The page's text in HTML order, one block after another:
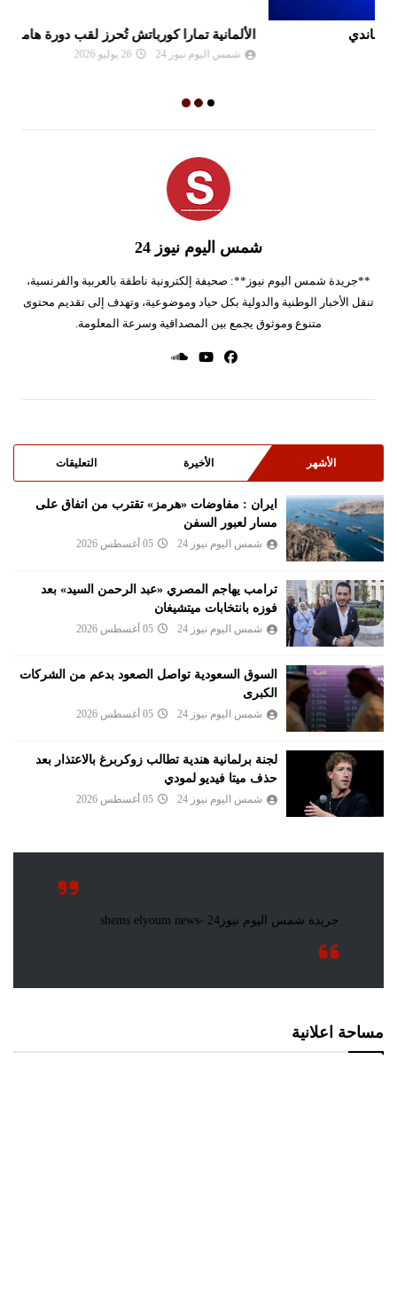
الألمانية تمارا كورباتش تُحرز لقب دورة هامبورغ للتنس
26 يوليو 2026
شمس اليوم نيوز 24
**جريدة شمس اليوم نيوز**: صحيفة إلكترونية ناطقة بالعربية والفرنسية،
تنقل الأخبار الوطنية والدولية بكل حياد وموضوعية، وتهدف إلى تقديم محتوى
متنوع وموثوق يجمع بين المصداقية وسرعة المعلومة.
الأشهر الأخيرة التعليقات
ايران : مفاوضات «هرمز» تقترب من اتفاق على
مسار لعبور السفن
شمس اليوم نيوز 24 05 أغسطس 2026
ترامب يهاجم المصري «عبد الرحمن السيد» بعد
فوزه بانتخابات ميتشيغان
شمس اليوم نيوز 24 05 أغسطس 2026
السوق السعودية تواصل الصعود بدعم من الشركات
الكبرى
شمس اليوم نيوز 24 05 أغسطس 2026
لجنة برلمانية هندية تطالب زوكربرغ بالاعتذار بعد
حذف ميتا فيديو لمودي
شمس اليوم نيوز 24 05 أغسطس 2026
مساحة اعلانية